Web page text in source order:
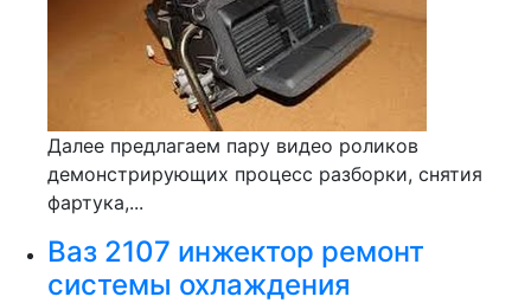
Далее предлагаем пару видео роликов
демонстрирующих процесс разборки, снятия
фартука,...
Ваз 2107 инжектор ремонт
системы охлаждения